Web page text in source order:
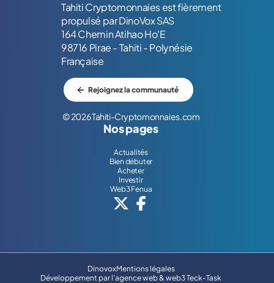
Tahiti Cryptomonnaies est fièrement
propulsé par DinoVox SAS
164 Chemin Atihao Ho'E
98716 Pirae - Tahiti - Polynésie
Française
Rejoignez la communauté
© 2026 Tahiti-Cryptomonnaies.com
Nos pages
Actualités
Bien débuter
Acheter
Investir
Web3 Fenua
DinovoxMentions légales
Développement par l'agence web & web3 Teck-Task